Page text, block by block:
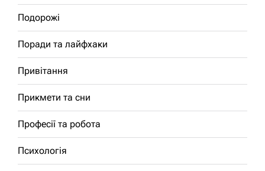
Подорожі
Поради та лайфхаки
Привітання
Прикмети та сни
Професії та робота
Психологія